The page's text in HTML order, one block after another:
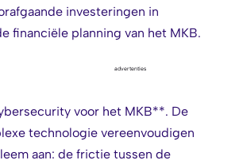
investeringen in
financiële planning van het MKB.
advertenties
voor het MKB**. De
technologie vereenvoudigen
aan: de frictie tussen de